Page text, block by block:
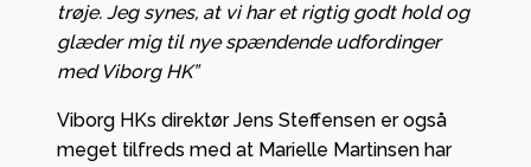
trøje. Jeg synes, at vi har et rigtig godt hold og
glæder mig til nye spændende udfordinger
med Viborg HK”
Viborg HKs direktør Jens Steffensen er også
meget tilfreds med at Marielle Martinsen har